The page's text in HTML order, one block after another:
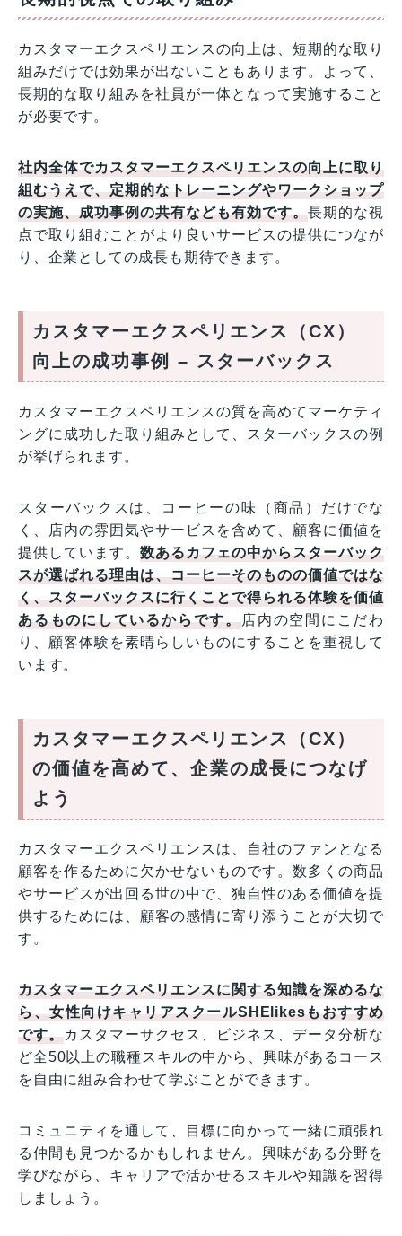
カスタマーエクスペリエンスの向上は、短期的な取り
組みだけでは効果が出ないこともあります。よって、
長期的な取り組みを社員が一体となって実施すること
が必要です。
社内全体でカスタマーエクスペリエンスの向上に取り
組むうえで、定期的なトレーニングやワークショップ
の実施、成功事例の共有なども有効です。長期的な視
点で取り組むことがより良いサービスの提供につなが
り、企業としての成長も期待できます。
カスタマーエクスペリエンス（CX）
向上の成功事例 – スターバックス
カスタマーエクスペリエンスの質を高めてマーケティ
ングに成功した取り組みとして、スターバックスの例
が挙げられます。
スターバックスは、コーヒーの味（商品）だけでな
く、店内の雰囲気やサービスを含めて、顧客に価値を
提供しています。数あるカフェの中からスターバック
スが選ばれる理由は、コーヒーそのものの価値ではな
く、スターバックスに行くことで得られる体験を価値
あるものにしているからです。店内の空間にこだわ
り、顧客体験を素晴らしいものにすることを重視して
います。
カスタマーエクスペリエンス（CX）
の価値を高めて、企業の成長につなげ
よう
カスタマーエクスペリエンスは、自社のファンとなる
顧客を作るために欠かせないものです。数多くの商品
やサービスが出回る世の中で、独自性のある価値を提
供するためには、顧客の感情に寄り添うことが大切で
す。
カスタマーエクスペリエンスに関する知識を深めるな
ら、女性向けキャリアスクールSHElikesもおすすめ
です。カスタマーサクセス、ビジネス、データ分析な
ど全50以上の職種スキルの中から、興味があるコース
を自由に組み合わせて学ぶことができます。
コミュニティを通して、目標に向かって一緒に頑張れ
る仲間も見つかるかもしれません。興味がある分野を
学びながら、キャリアで活かせるスキルや知識を習得
しましょう。